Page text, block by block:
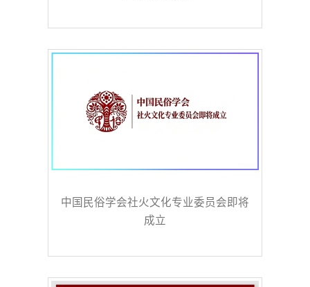
中国民俗学会社火文化专业委员会即将
成立